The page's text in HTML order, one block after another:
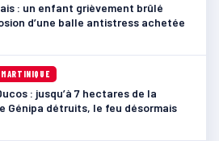
: un enfant grièvement brûlé
d’une balle antistress achetée
MARTINIQUE
: jusqu’à 7 hectares de la
Génipa détruits, le feu désormais